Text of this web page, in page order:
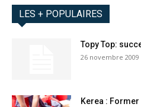
LES + POPULAIRES
Topy Top:
26 novembre 2009
Kerea :